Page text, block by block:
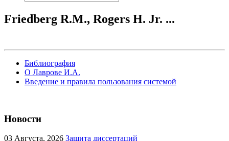
Friedberg R.M., Rogers H. Jr. ...
Библиография
О Лаврове И.А.
Введение и правила пользования системой
Новости
03 Августа, 2026 Защита диссертаций